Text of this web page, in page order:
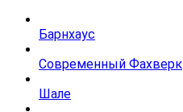
Барнхаус
Современный Фахверк
Шале